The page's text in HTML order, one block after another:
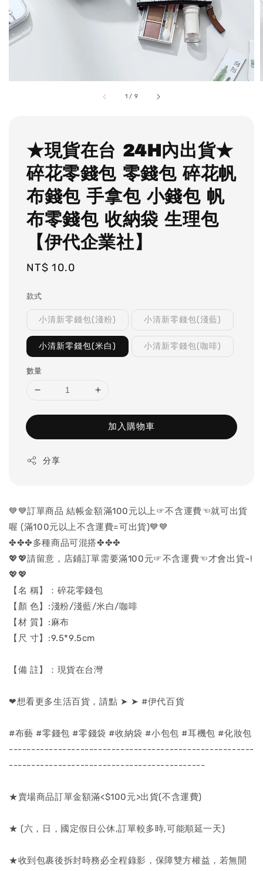
1 / 9
★現貨在台 24H內出貨★
碎花零錢包 零錢包 碎花帆
布錢包 手拿包 小錢包 帆
布零錢包 收納袋 生理包
【伊代企業社】
Regular
NT$ 10.0
款式
小清新零錢包(淺粉) 小清新零錢包(淺藍)
小清新零錢包(米白) 小清新零錢包(咖啡)
數量
加入購物車
分享
💙💙訂單商品 結帳金額滿100元以上☞不含運費☜就可出貨
喔 (滿100元以上不含運費=可出貨)💙💙
✤✤✤多種商品可混搭✤✤✤
💖💖請留意，店鋪訂單需要滿100元☞不含運費☜才會出貨~!
💖💖
【名 稱】：碎花零錢包
【顏 色】:淺粉/淺藍/米白/咖啡
【材 質】:麻布
【尺 寸】:9.5*9.5cm
【備 註】：現貨在台灣
❤想看更多生活百貨，請點 ➤ ➤ #伊代百貨
#布藝 #零錢包 #零錢袋 #收納袋 #小包包 #耳機包 #化妝包
-------------------------------------------------------
--------------------------------------------
★賣場商品訂單金額滿<$100元>出貨(不含運費)
★ (六，日，國定假日公休,訂單較多時,可能順延一天)
★收到包裹後拆封時務必全程錄影，保障雙方權益，若無開